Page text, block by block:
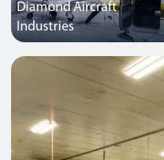
Diamond Aircraft
Industries
Die ehemalige Beleuchtung der
Hallenleuchten à 250 W; diese
Leuchten mit jeweils 189 W
integriert ist unsere SmartScan
als auch Bewegung berücksichtigt.